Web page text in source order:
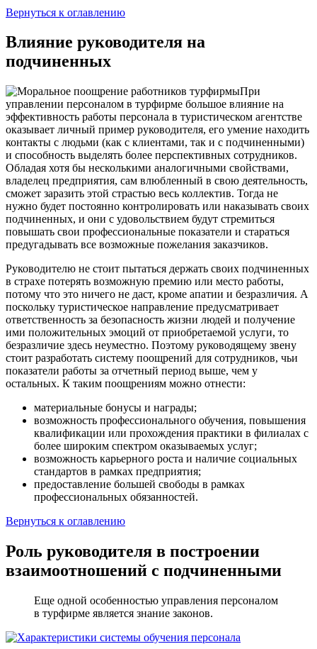
Вернуться к оглавлению
Влияние руководителя на
подчиненных
При
управлении персоналом в турфирме большое влияние на
эффективность работы персонала в туристическом агентстве
оказывает личный пример руководителя, его умение находить
контакты с людьми (как с клиентами, так и с подчиненными)
и способность выделять более перспективных сотрудников.
Обладая хотя бы несколькими аналогичными свойствами,
владелец предприятия, сам влюбленный в свою деятельность,
сможет заразить этой страстью весь коллектив. Тогда не
нужно будет постоянно контролировать или наказывать своих
подчиненных, и они с удовольствием будут стремиться
повышать свои профессиональные показатели и стараться
предугадывать все возможные пожелания заказчиков.
Руководителю не стоит пытаться держать своих подчиненных
в страхе потерять возможную премию или место работы,
потому что это ничего не даст, кроме апатии и безразличия. А
поскольку туристическое направление предусматривает
ответственность за безопасность жизни людей и получение
ими положительных эмоций от приобретаемой услуги, то
безразличие здесь неуместно. Поэтому руководящему звену
стоит разработать систему поощрений для сотрудников, чьи
показатели работы за отчетный период выше, чем у
остальных. К таким поощрениям можно отнести:
материальные бонусы и награды;
возможность профессионального обучения, повышения
квалификации или прохождения практики в филиалах с
более широким спектром оказываемых услуг;
возможность карьерного роста и наличие социальных
стандартов в рамках предприятия;
предоставление большей свободы в рамках
профессиональных обязанностей.
Вернуться к оглавлению
Роль руководителя в построении
взаимоотношений с подчиненными
Еще одной особенностью управления персоналом
в турфирме является знание законов.